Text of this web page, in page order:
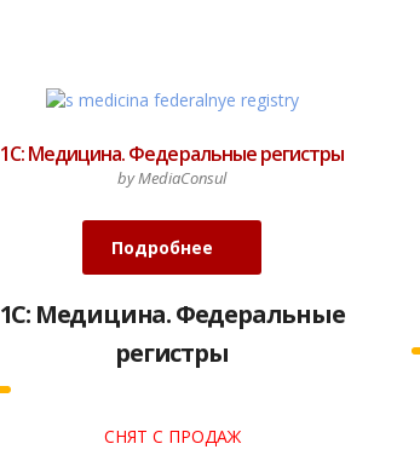
1С: Медицина. Федеральные регистры
by MediaConsul
Подробнее
1С: Медицина. Федеральные
регистры
СНЯТ С ПРОДАЖ